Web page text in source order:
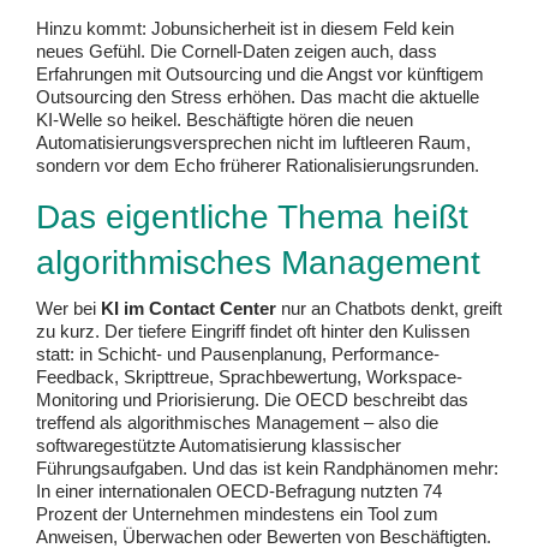
Hinzu kommt: Jobunsicherheit ist in diesem Feld kein
neues Gefühl. Die Cornell-Daten zeigen auch, dass
Erfahrungen mit Outsourcing und die Angst vor künftigem
Outsourcing den Stress erhöhen. Das macht die aktuelle
KI-Welle so heikel. Beschäftigte hören die neuen
Automatisierungsversprechen nicht im luftleeren Raum,
sondern vor dem Echo früherer Rationalisierungsrunden.
Das eigentliche Thema heißt
algorithmisches Management
Wer bei KI im Contact Center nur an Chatbots denkt, greift
zu kurz. Der tiefere Eingriff findet oft hinter den Kulissen
statt: in Schicht- und Pausenplanung, Performance-
Feedback, Skripttreue, Sprachbewertung, Workspace-
Monitoring und Priorisierung. Die OECD beschreibt das
treffend als algorithmisches Management – also die
softwaregestützte Automatisierung klassischer
Führungsaufgaben. Und das ist kein Randphänomen mehr:
In einer internationalen OECD-Befragung nutzten 74
Prozent der Unternehmen mindestens ein Tool zum
Anweisen, Überwachen oder Bewerten von Beschäftigten.